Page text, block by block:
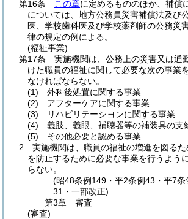
第16条
この章に定めるもののほか、補償
については、地方公務員災害補償法及び
医、学校歯科医及び学校薬剤師の公務災
律の規定の例による。
(福祉事業)
第17条
実施機関は、公務上の災害又は通
けた職員の福祉に関して必要な次の事業
なければならない。
(1)
外科後処置に関する事業
(2)
アフターケアに関する事業
(3)
リハビリテーシヨンに関する事業
(4)
義肢、義眼、補聴器等の補装具の支
(5)
その他必要と認める事業
2
実施機関は、職員の福祉の増進を図る
を防止するために必要な事業を行うよう
らない。
(昭48条例149・平2条例43・平7条
31・一部改正)
第3章
審査
(審査)